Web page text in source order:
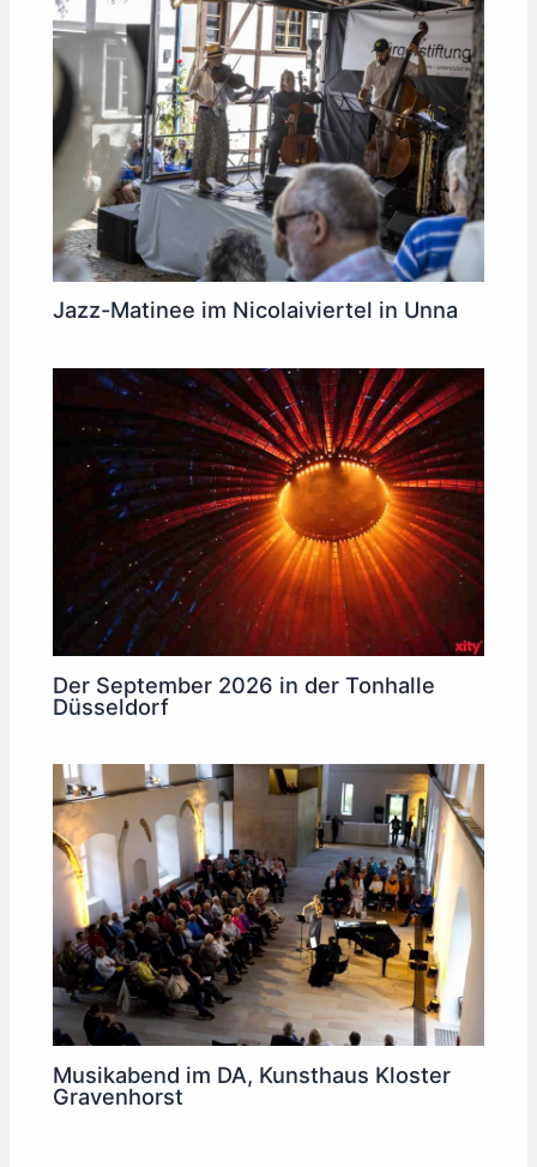
Jazz-Matinee im Nicolaiviertel in Unna
Der September 2026 in der Tonhalle
Düsseldorf
Musikabend im DA, Kunsthaus Kloster
Gravenhorst